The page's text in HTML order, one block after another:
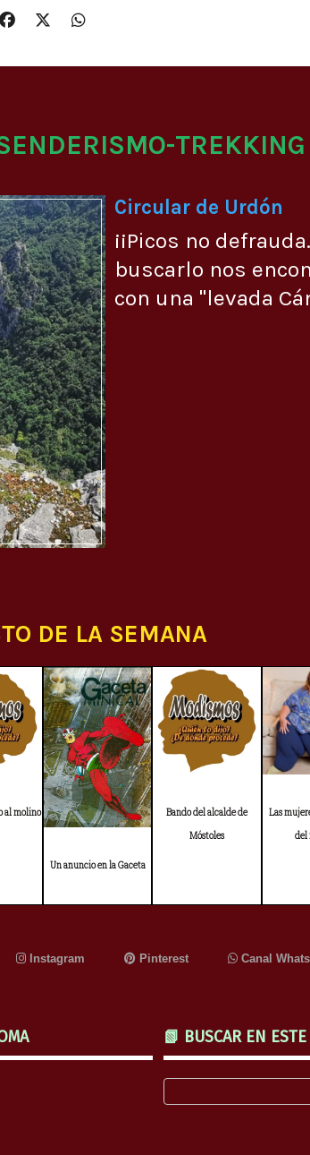
Circular de Urdón
¡¡Picos no
buscarlo nos
con una "levada
DE LA SEMANA
al molino
Un anuncio en la Gaceta
Bando del alcalde de
Móstoles
Las
del
Instagram Pinterest Canal
📗 BUSCAR EN